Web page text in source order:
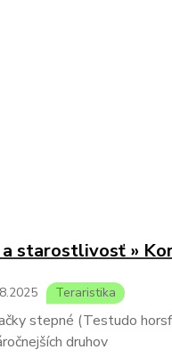
a starostlivosť »
.2025 Teraristika
stepné (Testudo
druhov